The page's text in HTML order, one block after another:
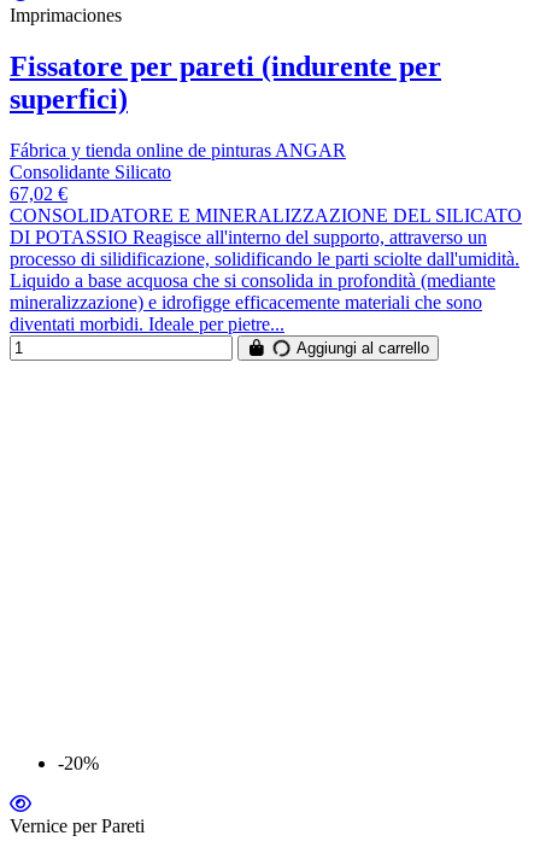
Imprimaciones
Fissatore per pareti (indurente per
superfici)
Fábrica y tienda online de pinturas ANGAR
Consolidante Silicato
67,02 €
CONSOLIDATORE E MINERALIZZAZIONE DEL SILICATO
DI POTASSIO Reagisce all'interno del supporto, attraverso un
processo di silidificazione, solidificando le parti sciolte dall'umidità.
Liquido a base acquosa che si consolida in profondità (mediante
mineralizzazione) e idrofigge efficacemente materiali che sono
diventati morbidi. Ideale per pietre...
Aggiungi al carrello
-20%
Vernice per Pareti